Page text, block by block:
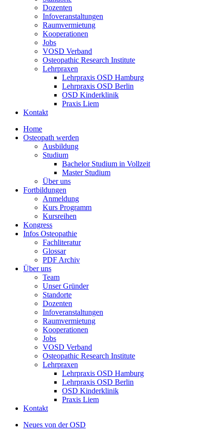
Dozenten
Infoveranstaltungen
Raumvermietung
Kooperationen
Jobs
VOSD Verband
Osteopathic Research Institute
Lehrpraxen
Lehrpraxis OSD Hamburg
Lehrpraxis OSD Berlin
OSD Kinderklinik
Praxis Liem
Kontakt
Home
Osteopath werden
Ausbildung
Studium
Bachelor Studium in Vollzeit
Master Studium
Über uns
Fortbildungen
Anmeldung
Kurs Programm
Kursreihen
Kongress
Infos Osteopathie
Fachliteratur
Glossar
PDF Archiv
Über uns
Team
Unser Gründer
Standorte
Dozenten
Infoveranstaltungen
Raumvermietung
Kooperationen
Jobs
VOSD Verband
Osteopathic Research Institute
Lehrpraxen
Lehrpraxis OSD Hamburg
Lehrpraxis OSD Berlin
OSD Kinderklinik
Praxis Liem
Kontakt
Neues von der OSD